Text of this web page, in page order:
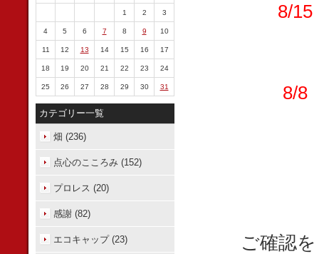
8/15
8/8
ご確認
1 2 3
4 5 6 7 8 9 10
11 12 13 14 15 16 17
18 19 20 21 22 23 24
25 26 27 28 29 30 31
カテゴリー一覧
畑 (236)
点心のこころみ (152)
プロレス (20)
感謝 (82)
エコキャップ (23)